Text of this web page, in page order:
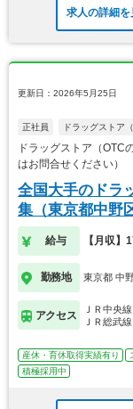
求人の詳細を
更新日：2026年5月25日
正社員 ドラッグストア
ドラッグストア（
はお問合せください）
全国大手のドラ
集（東京都中野
給与 【月収】
勤務地 東京都 中
アクセス
ＪＲ中央
ＪＲ総武
産休・育休取得実績有り
積極採用中